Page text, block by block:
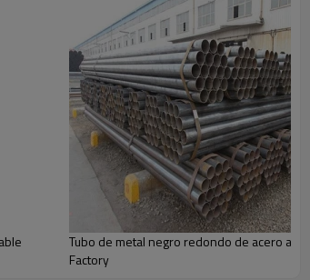
utilizado enEstructura de
(OEM y ODM)!Precio de fábricaObtendrá
Las tuberías pueden
Tubo de metal negro redondo de acero al
Factory